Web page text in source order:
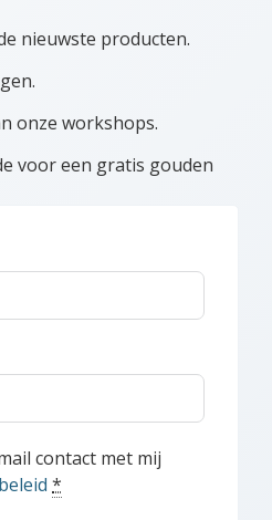
nieuwste producten.
onze workshops.
voor een gratis gouden
contact met mij
*